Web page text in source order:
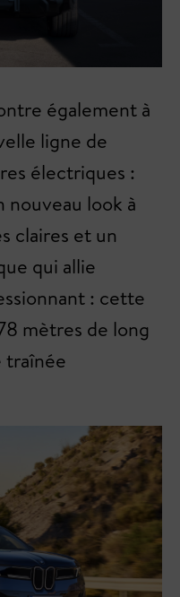
également à
ligne de
électriques :
nouveau look à
claires et un
qui allie
: cette
mètres de long
traînée